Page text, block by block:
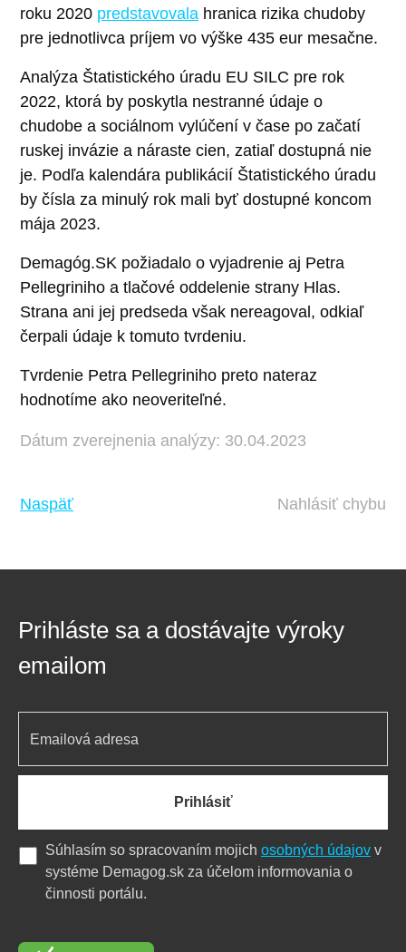
roku 2020 predstavovala hranica rizika chudoby
pre jednotlivca príjem vo výške 435 eur mesačne.
Analýza Štatistického úradu EU SILC pre rok
2022, ktorá by poskytla nestranné údaje o
chudobe a sociálnom vylúčení v čase po začatí
ruskej invázie a náraste cien, zatiaľ dostupná nie
je. Podľa kalendára publikácií Štatistického úradu
by čísla za minulý rok mali byť dostupné koncom
mája 2023.
Demagóg.SK požiadalo o vyjadrenie aj Petra
Pellegriniho a tlačové oddelenie strany Hlas.
Strana ani jej predseda však nereagoval, odkiaľ
čerpali údaje k tomuto tvrdeniu.
Tvrdenie Petra Pellegriniho preto nateraz
hodnotíme ako neoveriteľné.
Dátum zverejnenia analýzy: 30.04.2023
Naspäť Nahlásiť chybu
Prihláste sa a dostávajte výroky
emailom
Prihlásiť
Súhlasím so spracovaním mojich osobných údajov v
systéme Demagog.sk za účelom informovania o
činnosti portálu.